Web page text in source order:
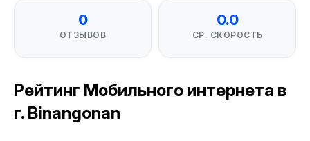
0
ОТЗЫВОВ
0.0
СР. СКОРОСТЬ
Рейтинг Мобильного интернета в
г. Binangonan